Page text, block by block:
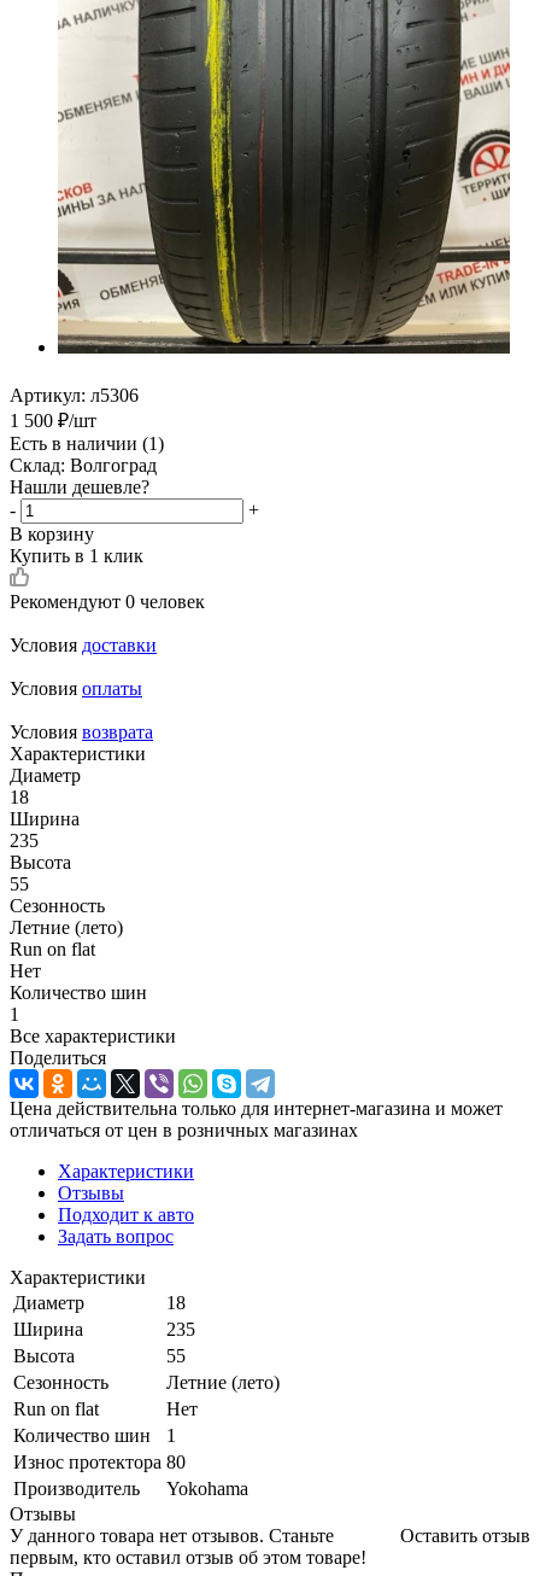
Артикул: л5306
1 500 ₽/шт
Есть в наличии (1)
Склад: Волгоград
Нашли дешевле?
-
+
В корзину
Купить в 1 клик
Рекомендуют 0 человек
Условия доставки
Условия оплаты
Условия возврата
Характеристики
Диаметр
18
Ширина
235
Высота
55
Сезонность
Летние (лето)
Run on flat
Нет
Количество шин
1
Все характеристики
Поделиться
Цена действительна только для интернет-магазина и может
отличаться от цен в розничных магазинах
Характеристики
Отзывы
Подходит к авто
Задать вопрос
Характеристики
Диаметр
18
Ширина
235
Высота
55
Сезонность
Летние (лето)
Run on flat
Нет
Количество шин
1
Износ протектора 80
Производитель
Yokohama
Отзывы
Оставить отзыв
У данного товара нет отзывов. Станьте
первым, кто оставил отзыв об этом товаре!